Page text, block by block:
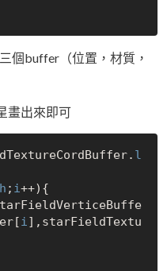
個buffer（位置，材質，
畫出來即可
l
; i++){
i],starFieldTextu